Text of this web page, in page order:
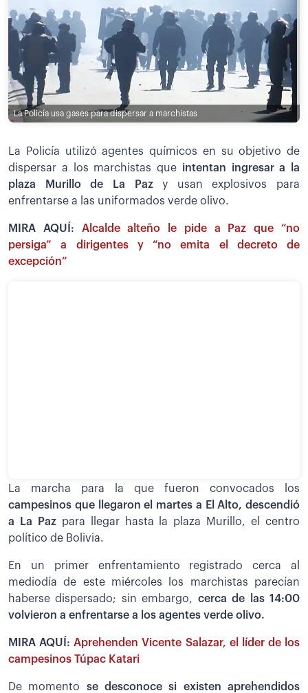
La Policía usa gases para dispersar a marchistas
La Policía utilizó agentes químicos en su objetivo de
dispersar a los marchistas que intentan ingresar a la
plaza Murillo de La Pazy usan explosivos para
enfrentarse a las uniformados verde olivo.
MIRA AQUÍ: Alcalde alteño le pide a Paz que “no
persiga” a dirigentes y “no emita el decreto de
excepción”
La marcha para la que fueron convocados los
campesinos que llegaron el martes a El Alto, descendió
a La Pazpara llegar hasta la plaza Murillo, el centro
político de Bolivia.
En un primer enfrentamiento registrado cerca al
mediodía de este miércoles los marchistas parecían
haberse dispersado; sin embargo, cerca de las 14:00
volvieron a enfrentarse a los agentes verde olivo.
MIRA AQUÍ:Aprehenden Vicente Salazar, el líder de los
campesinos Túpac Katari
De momento se desconoce si existen aprehendidos